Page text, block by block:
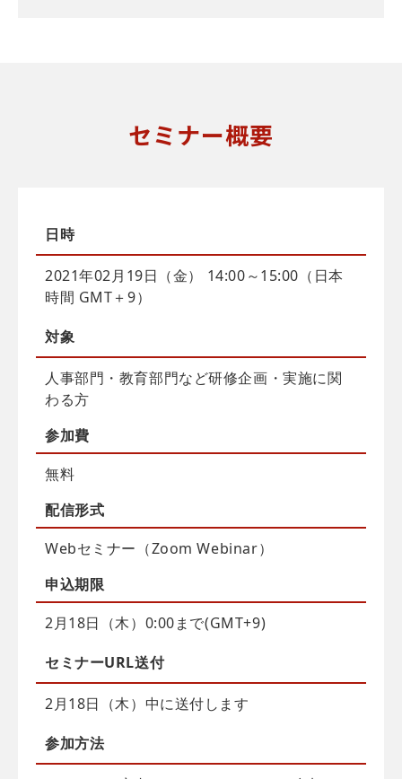
セミナー概要
日時
2021年02月19日（金） 14:00～15:00（日本
時間 GMT＋9）
対象
人事部門・教育部門など研修企画・実施に関
わる方
参加費
無料
配信形式
Webセミナー（Zoom Webinar）
申込期限
2月18日（木）0:00まで(GMT+9)
セミナーURL送付
2月18日（木）中に送付します
参加方法